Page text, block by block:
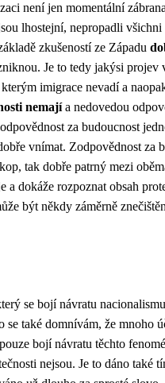
není jen momentální
lhostejní, nepropadli všichni
zkušeností ze Západu
Je to tedy jakýsi projev
imigrace nevadí a
nemajía nedovedou
za budoucnost
vnímat. Zodpovědnost za
tak dobře patrný mezi
a dokáže rozpoznat obsah
být někdy záměrně
se bojí návratu
se také domnívám, že mnoho
bojí návratu těchto
nejsou. Je to dáno také